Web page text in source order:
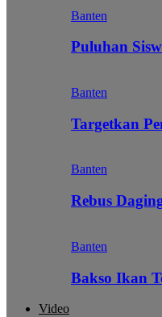
Banten
Puluhan
Banten
Targetkan
Banten
Rebus
Banten
Bakso Ikan
Video